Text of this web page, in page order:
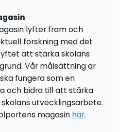
lyfter fram och
forskning med det
att stärka skolans
Vår målsättning är
fungera som en
och bidra till att stärka
utvecklingsarbete.
magasin här.